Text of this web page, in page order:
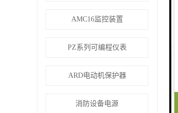
AMC16监控装置
PZ系列可编程仪表
ARD电动机保护器
消防设备电源